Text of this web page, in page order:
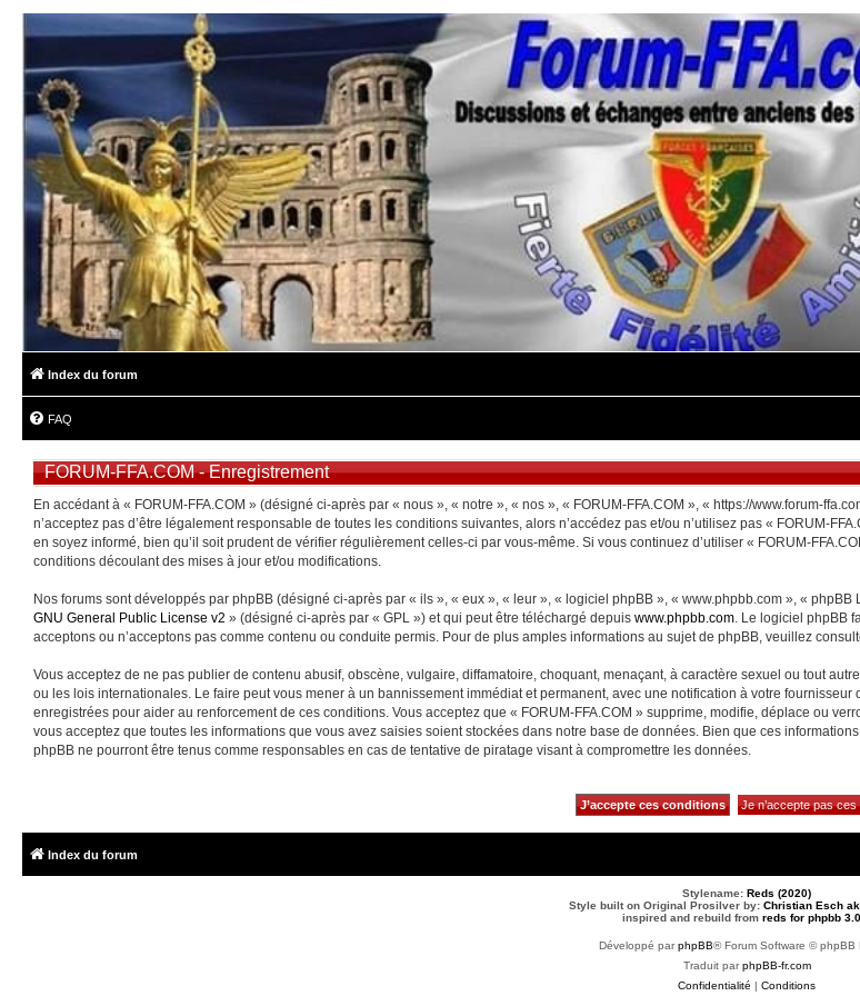
Index du forum
FAQ
FORUM-FFA.COM - Enregistrement
En accédant à « FORUM-FFA.COM » (désigné ci-après par « nous », « notre », « nos », « FORUM-FFA.COM », « https://www.forum-
n’acceptez pas d’être légalement responsable de toutes les conditions suivantes, alors n’accédez pas et/ou n’utilisez pas « FORUM-
en soyez informé, bien qu’il soit prudent de vérifier régulièrement celles-ci par vous-même. Si vous continuez d’utiliser « FORUM-
conditions découlant des mises à jour et/ou modifications.
Nos forums sont développés par phpBB (désigné ci-après par « ils », « eux », « leur », « logiciel phpBB », « www.phpbb.com », «
GNU General Public License v2 » (désigné ci-après par « GPL ») et qui peut être téléchargé depuis www.phpbb.com. Le logiciel phpBB
acceptons ou n’acceptons pas comme contenu ou conduite permis. Pour de plus amples informations au sujet de phpBB, veuillez
Vous acceptez de ne pas publier de contenu abusif, obscène, vulgaire, diffamatoire, choquant, menaçant, à caractère sexuel ou tout
ou les lois internationales. Le faire peut vous mener à un bannissement immédiat et permanent, avec une notification à votre
enregistrées pour aider au renforcement de ces conditions. Vous acceptez que « FORUM-FFA.COM » supprime, modifie, déplace ou
vous acceptez que toutes les informations que vous avez saisies soient stockées dans notre base de données. Bien que ces
phpBB ne pourront être tenus comme responsables en cas de tentative de piratage visant à compromettre les données.
Index du forum
Stylename: Reds (2020)
Style built on Original Prosilver by: Christian Esch
inspired and rebuild from reds for phpbb
Développé parphpBB® Forum Software © phpBB
Traduit parphpBB-fr.com
Confidentialité | Conditions